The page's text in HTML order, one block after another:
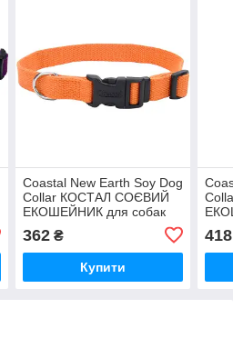
Coastal New Earth Soy Dog
Collar КОСТАЛ СОЄВИЙ
ЕКОШЕЙНИК для собак
362₴
Купити
418